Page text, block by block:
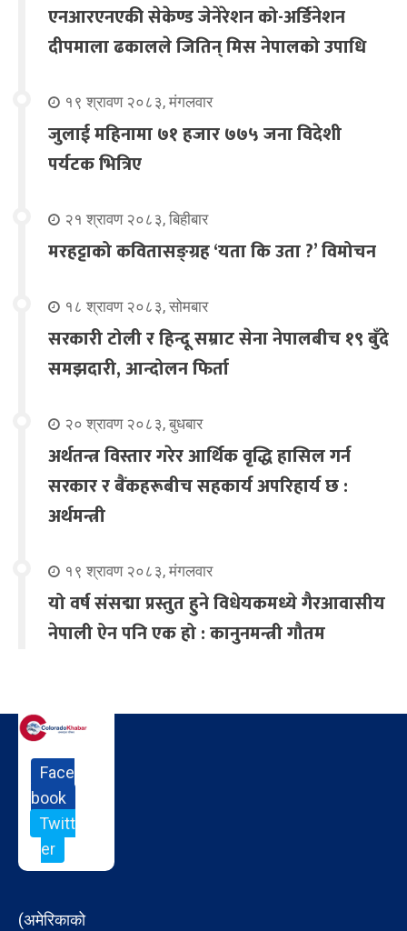
एनआरएनएकी सेकेण्ड जेनेरेशन को-अर्डिनेशन
दीपमाला ढकालले जितिन् मिस नेपालको उपाधि
१९ श्रावण २०८३, मंगलवार
जुलाई महिनामा ७१ हजार ७७५ जना विदेशी
पर्यटक भित्रिए
२१ श्रावण २०८३, बिहीबार
मरहट्टाको कवितासङ्ग्रह ‘यता कि उता ?’ विमोचन
१८ श्रावण २०८३, सोमबार
सरकारी टोली र हिन्दू सम्राट सेना नेपालबीच १९ बुँदे
समझदारी, आन्दोलन फिर्ता
२० श्रावण २०८३, बुधबार
अर्थतन्त्र विस्तार गरेर आर्थिक वृद्धि हासिल गर्न
सरकार र बैंकहरूबीच सहकार्य अपरिहार्य छ :
अर्थमन्त्री
१९ श्रावण २०८३, मंगलवार
यो वर्ष संसद्मा प्रस्तुत हुने विधेयकमध्ये गैरआवासीय
नेपाली ऐन पनि एक हो : कानुनमन्त्री गौतम
Face
book
Twitt
er
(अमेरिकाको